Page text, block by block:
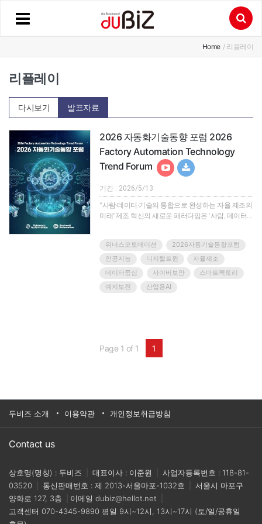
Home / 리플레이
리플레이
다시보기 발표자료
2026 자동화기술동향 포럼 2026
Factory Automation Technology
Trend Forum
기간 : 2026/5/13
"사람·데이터·기술의 통합으로 완성하는 자율 제조의
미래"제조 혁신의 새로운 패러다임은 '사람, 데이터,
술동향 포럼' 웨비나에서는 데이터 중심의 혁신을 넘
어, 지능형 제조 환경을 실현하는 최신 기술과 실전
솔루션을 한 자리에서 소개합니다.위너스오토메이션
이 주최하는 이번 행사에서는 글로벌 리더인
Rockwell Automation, Rittal과 함께 자율 제조를 위
위너스오토메이션
2026자동기술동향포럼
인공지능
디지털트윈
자율제조
데이터중심
사이버보안
스마트팩토리
예지보전
산업용AI
Page 1 of 1 1
두비즈 소개 이용약관 개인정보취급방침
Contact us
상호명(명칭) : 두비즈 대표이사 : 이준원
사업자등록번호 : 118-81-
03520
통신판매번호 : 제 2013-서울마포-1032호
서울시 마포구
양화로 127, 3층
이메일 dubiz@hellot.net
고객센터 070-4345-9890 평일 9시~12시, 13시~17시 (토/일/공휴일